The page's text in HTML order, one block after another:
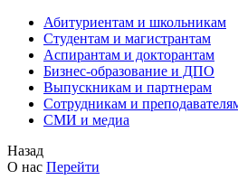
Абитуриентам и школьникам
Студентам и магистрантам
Аспирантам и докторантам
Бизнес-образование и ДПО
Выпускникам и партнерам
Сотрудникам и
СМИ и медиа
Назад
О нас Перейти